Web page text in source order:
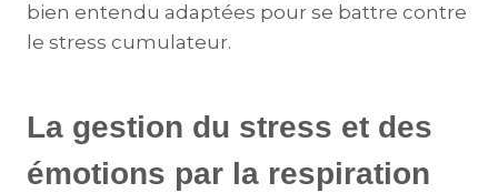
bien entendu adaptées pour se battre contre
le stress cumulateur.
La gestion du stress et des
émotions par la respiration